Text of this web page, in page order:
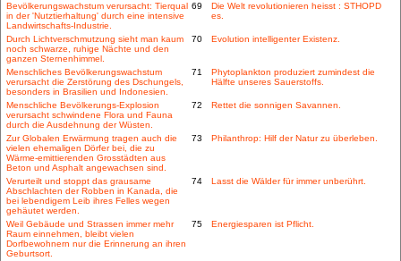
Bevölkerungswachstum verursacht: Tierqual
in der 'Nutztierhaltung' durch eine intensive
Landwirtschafts-Industrie.
69
Die Welt revolutionieren heisst : STHOPD
es.
Durch Lichtverschmutzung sieht man kaum
noch schwarze, ruhige Nächte und den
ganzen Sternenhimmel.
70 Evolution intelligenter Existenz.
Menschliches Bevölkerungswachstum
verursacht die Zerstörung des Dschungels,
besonders in Brasilien und Indonesien.
71
Phytoplankton produziert zumindest die
Hälfte unseres Sauerstoffs.
Menschliche Bevölkerungs-Explosion
verursacht schwindene Flora und Fauna
durch die Ausdehnung der Wüsten.
72 Rettet die sonnigen Savannen.
Zur Globalen Erwärmung tragen auch die
vielen ehemaligen Dörfer bei, die zu
Wärme-emittierenden Grosstädten aus
Beton und Asphalt angewachsen sind.
73 Philanthrop: Hilf der Natur zu überleben.
Verurteilt und stoppt das grausame
Abschlachten der Robben in Kanada, die
bei lebendigem Leib ihres Felles wegen
gehäutet werden.
74 Lasst die Wälder für immer unberührt.
Weil Gebäude und Strassen immer mehr
Raum einnehmen, bleibt vielen
Dorfbewohnern nur die Erinnerung an ihren
Geburtsort.
75 Energiesparen ist Pflicht.